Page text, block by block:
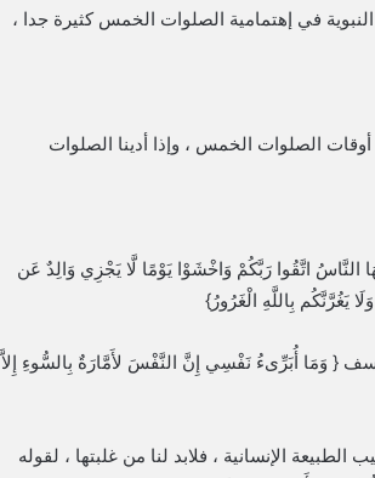
في إهتمامية الصلوات الخمس كثيرة جدا ،
الصلوات الخمس ، وإذا أدينا الصلوات
النَّاسُ اتَّقُوا رَبَّكُمْ وَاخْشَوْا يَوْمًا لَّا يَجْزِي وَالِدٌ عَن
يَغُرَّنَّكُم بِاللَّهِ الْغَرُورُ}
{ وَمَا أُبَرِّىءُ نَفْسِي إِنَّ النَّفْسَ لأَمَّارَةٌ بِالسُّوءِ إِلاَّ
الإنسانية ، فلابد لنا من غلبتها ، لقوله